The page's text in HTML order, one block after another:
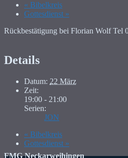
« Bibelkreis
Gottesdienst »
Rückbestätigung bei Florian Wolf Tel
Details
Datum: 22 März
Zeit:
19:00 - 21:00
Serien:
JON
« Bibelkreis
Gottesdienst »
FMG Neckarweihingen